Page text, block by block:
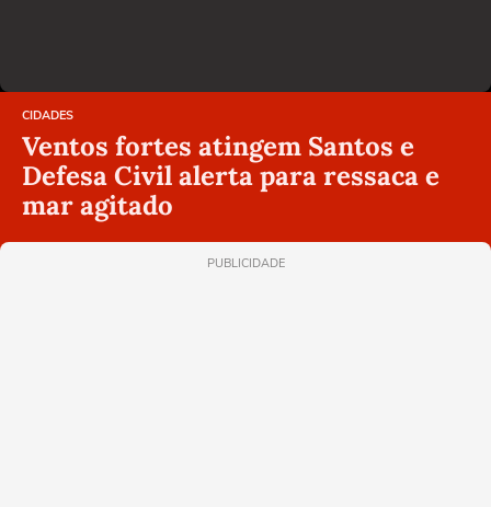
CIDADES
Ventos fortes atingem Santos e
Defesa Civil alerta para ressaca e
mar agitado
PUBLICIDADE